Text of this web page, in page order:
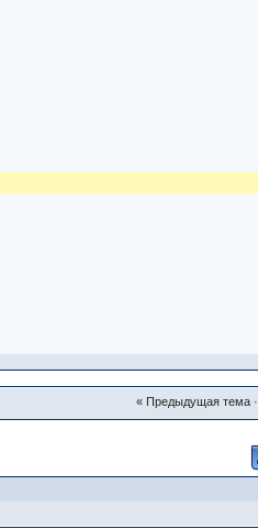
« Предыдущая тема·